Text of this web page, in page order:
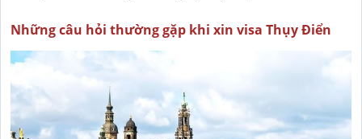
Những câu hỏi thường gặp khi xin visa Thụy Điển